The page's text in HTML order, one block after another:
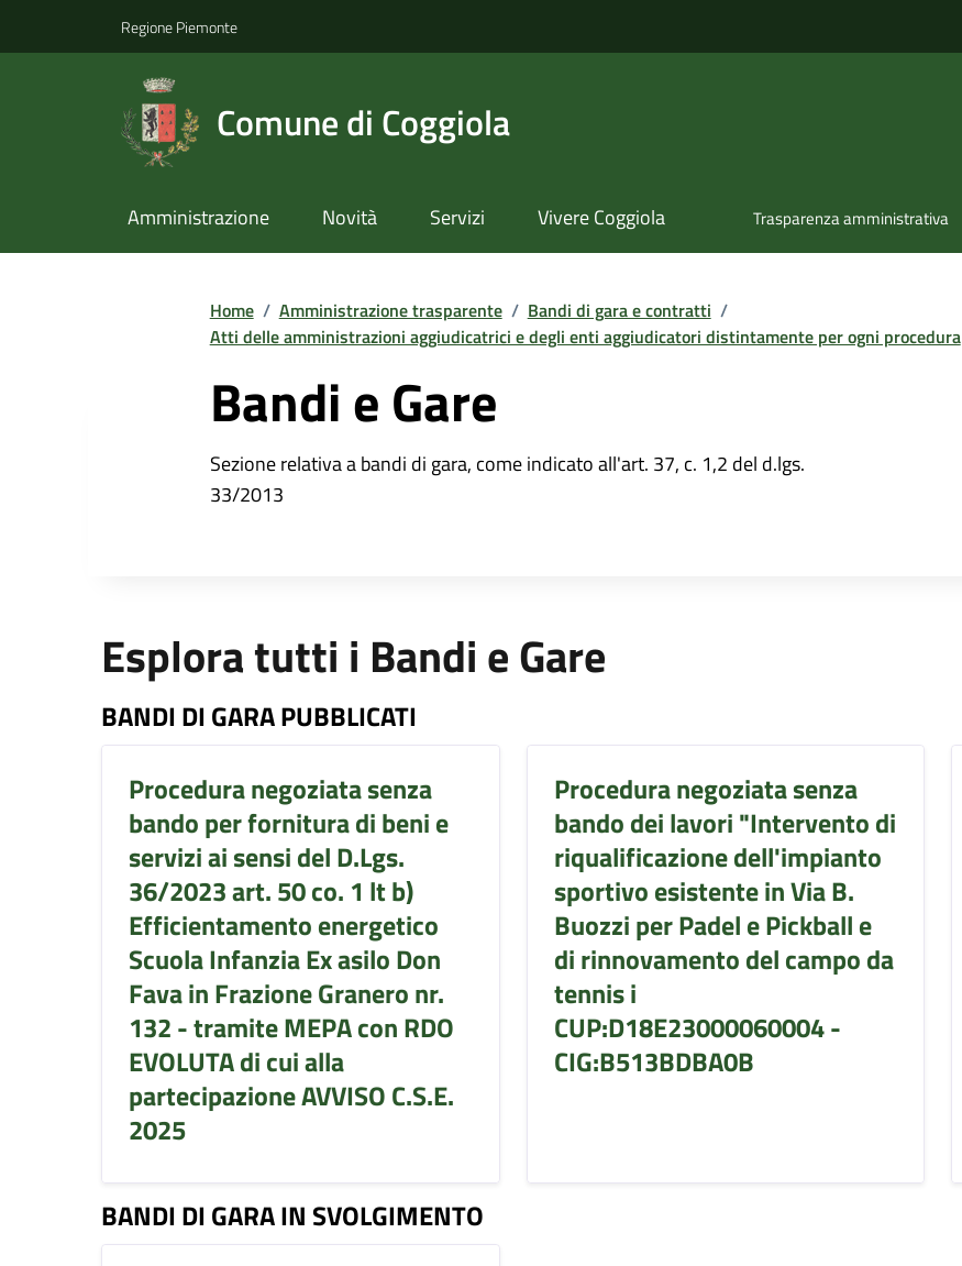
Regione Piemonte
Comune di Coggiola
Amministrazione Novità Servizi Vivere Coggiola Trasparenza amministrativa
Home / Amministrazione trasparente / Bandi di gara e contratti /
Atti delle amministrazioni aggiudicatrici e degli enti aggiudicatori distintamente per ogni procedura
Bandi e Gare
Sezione relativa a bandi di gara, come indicato all'art. 37, c. 1,2 del d.lgs.
33/2013
Esplora tutti i Bandi e Gare
BANDI DI GARA PUBBLICATI
Procedura negoziata senza
bando per fornitura di beni e
servizi ai sensi del D.Lgs.
36/2023 art. 50 co. 1 lt b)
Efficientamento energetico
Scuola Infanzia Ex asilo Don
Fava in Frazione Granero nr.
132 - tramite MEPA con RDO
EVOLUTA di cui alla
partecipazione AVVISO C.S.E.
2025
Procedura negoziata senza
bando dei lavori "Intervento di
riqualificazione dell'impianto
sportivo esistente in Via B.
Buozzi per Padel e Pickball e
di rinnovamento del campo da
tennis i
CUP:D18E23000060004 -
CIG:B513BDBA0B
BANDI DI GARA IN SVOLGIMENTO